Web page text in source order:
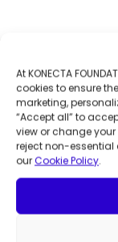
At KONECTA
cookies to ensure
marketing,
“Accept all” to
view or change your
reject non-
our Cookie Policy.
El poder de la